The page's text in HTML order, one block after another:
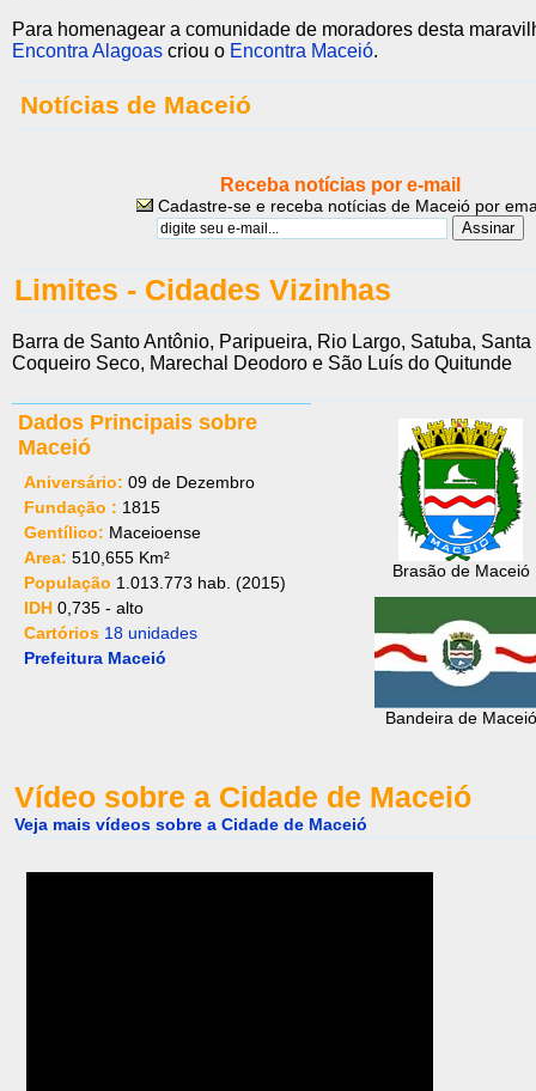
Para homenagear a comunidade de moradores desta
Encontra Alagoas criou o Encontra Maceió.
Notícias de Maceió
Receba notícias por e-mail
Cadastre-se e receba notícias de Maceió por
Limites - Cidades Vizinhas
Barra de Santo Antônio, Paripueira, Rio Largo, Satuba,
Coqueiro Seco, Marechal Deodoro e São Luís do Quitunde
Dados Principais sobre
Maceió
Aniversário: 09 de Dezembro
Fundação : 1815
Gentílico: Maceioense
Area: 510,655 Km²
População 1.013.773 hab. (2015)
IDH 0,735 - alto
Cartórios 18 unidades
Prefeitura Maceió
Brasão de Maceió
Bandeira de Maceió
Vídeo sobre a Cidade de Maceió
Veja mais vídeos sobre a Cidade de Maceió